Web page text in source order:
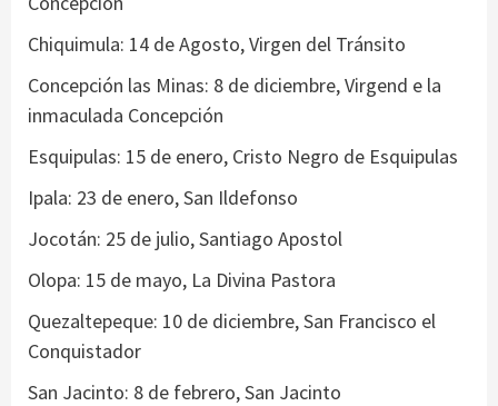
Chiquimula: 14 de Agosto, Virgen del Tránsito
Concepción las Minas: 8 de diciembre, Virgend e la
inmaculada Concepción
Esquipulas: 15 de enero, Cristo Negro de Esquipulas
Ipala: 23 de enero, San Ildefonso
Jocotán: 25 de julio, Santiago Apostol
Olopa: 15 de mayo, La Divina Pastora
Quezaltepeque: 10 de diciembre, San Francisco el
Conquistador
San Jacinto: 8 de febrero, San Jacinto